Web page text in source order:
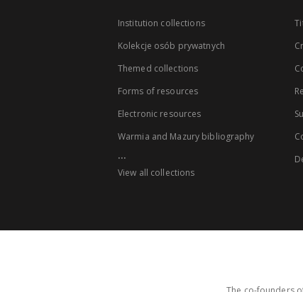
Institution collections
Kolekcje osób prywatnych
Themed collections
Forms of resources
Electronic resources
Warmia and Mazury bibliography
...
View all collections